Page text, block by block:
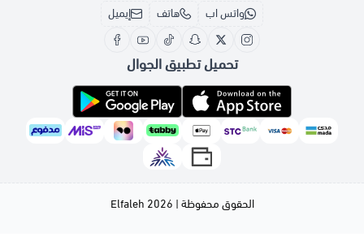
واتس اب هاتف إيميل
تحميل تطبيق الجوال
الحقوق محفوظة | 2026 Elfaleh